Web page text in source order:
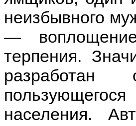
неизбывного
—
терпения.
разработан
населения.